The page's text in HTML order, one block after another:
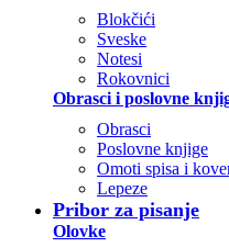
Blokčići
Sveske
Notesi
Rokovnici
Obrasci i poslovne
Obrasci
Poslovne knjige
Omoti spisa i
Lepeze
Pribor za pisanje
Olovke